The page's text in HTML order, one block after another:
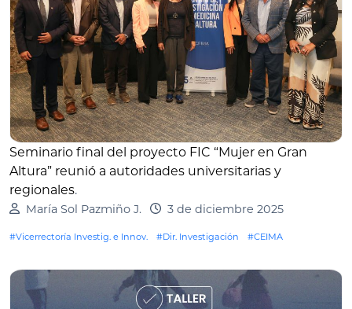
Seminario final del proyecto FIC “Mujer en Gran
Altura” reunió a autoridades universitarias y
regionales.
María Sol Pazmiño J. 3 de diciembre 2025
#Vicerrectoría Investig. e Innov. #Dir. Investigación #CEIMA